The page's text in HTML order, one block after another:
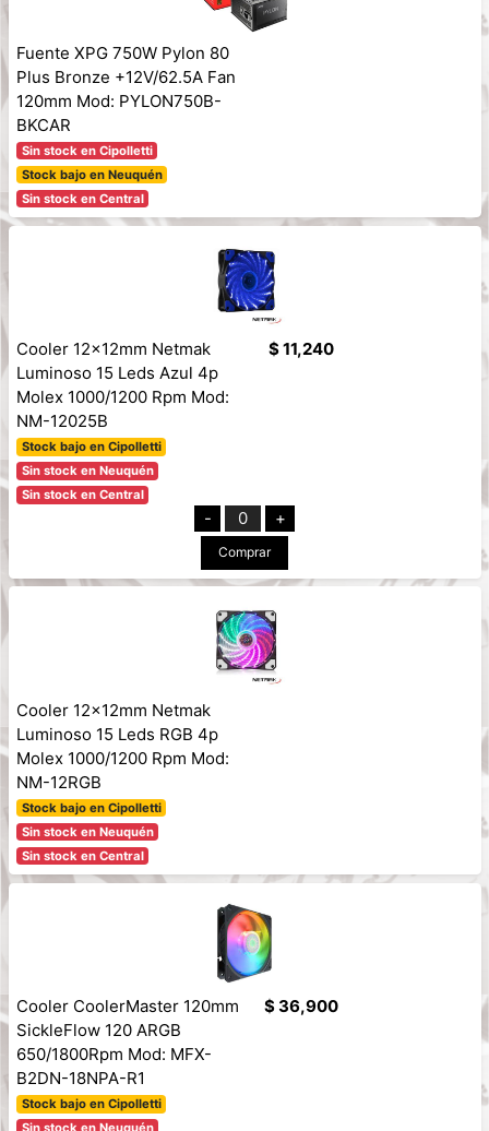
Fuente XPG 750W Pylon 80
Plus Bronze +12V/62.5A Fan
120mm Mod: PYLON750B-
BKCAR
Sin stock en Cipolletti
Stock bajo en Neuquén
Sin stock en Central
Cooler 12x12mm Netmak
Luminoso 15 Leds Azul 4p
Molex 1000/1200 Rpm Mod:
NM-12025B
Stock bajo en Cipolletti
Sin stock en Neuquén
Sin stock en Central
$ 11,240
- 0 +
Comprar
Cooler 12x12mm Netmak
Luminoso 15 Leds RGB 4p
Molex 1000/1200 Rpm Mod:
NM-12RGB
Stock bajo en Cipolletti
Sin stock en Neuquén
Sin stock en Central
Cooler CoolerMaster 120mm
SickleFlow 120 ARGB
650/1800Rpm Mod: MFX-
B2DN-18NPA-R1
Stock bajo en Cipolletti
Sin stock en Neuquén
$ 36,900